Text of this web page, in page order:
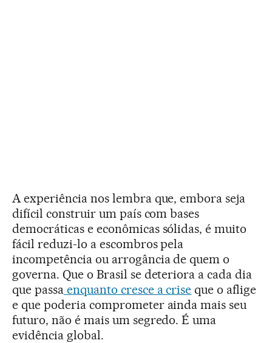
A experiência nos lembra que, embora seja
difícil construir um país com bases
democráticas e econômicas sólidas, é muito
fácil reduzi-lo a escombros pela
incompetência ou arrogância de quem o
governa. Que o Brasil se deteriora a cada dia
que passaenquanto cresce a crise que o aflige
e que poderia comprometer ainda mais seu
futuro, não é mais um segredo. É uma
evidência global.